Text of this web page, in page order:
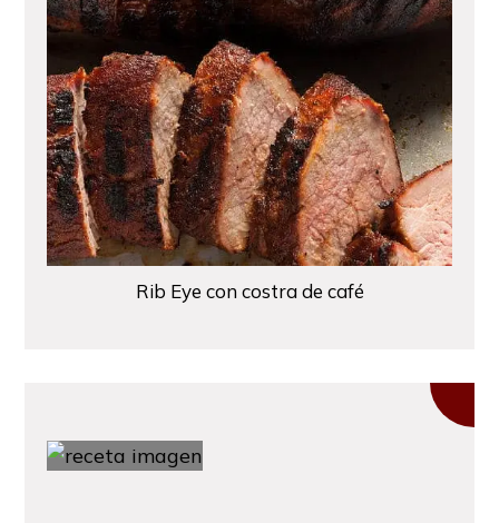
Rib Eye con costra de café